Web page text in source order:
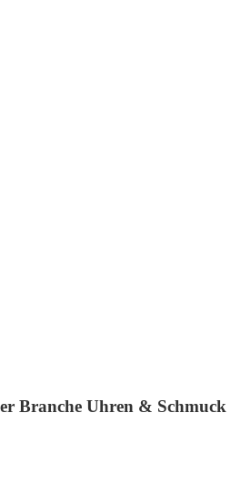
Branche Uhren & Schmuck